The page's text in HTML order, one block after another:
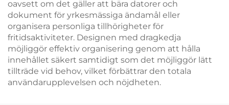
oavsett om det gäller att bära datorer och
dokument för yrkesmässiga ändamål eller
organisera personliga tillhörigheter för
fritidsaktiviteter. Designen med dragkedja
möjliggör effektiv organisering genom att hålla
innehållet säkert samtidigt som det möjliggör lätt
tillträde vid behov, vilket förbättrar den totala
användarupplevelsen och nöjdheten.